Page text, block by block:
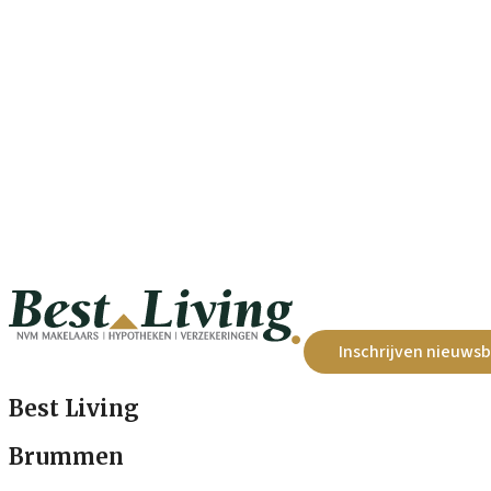
Inschrijven
Best Living
Brummen